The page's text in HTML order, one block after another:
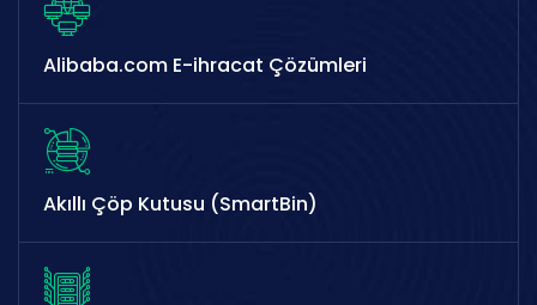
Alibaba.com E-ihracat Çözümleri
Akıllı Çöp Kutusu (SmartBin)